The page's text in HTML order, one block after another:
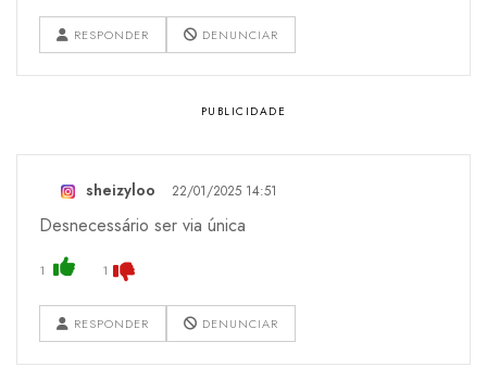
RESPONDER DENUNCIAR
sheizyloo 22/01/2025 14:51
Desnecessário ser via única
1 1
RESPONDER DENUNCIAR